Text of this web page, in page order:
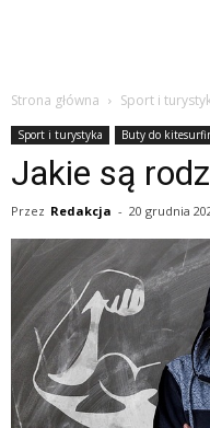
Strona główna Sport i
Sport i turystyka Buty do
Jakie są
Przez Redakcja - 20 grudnia